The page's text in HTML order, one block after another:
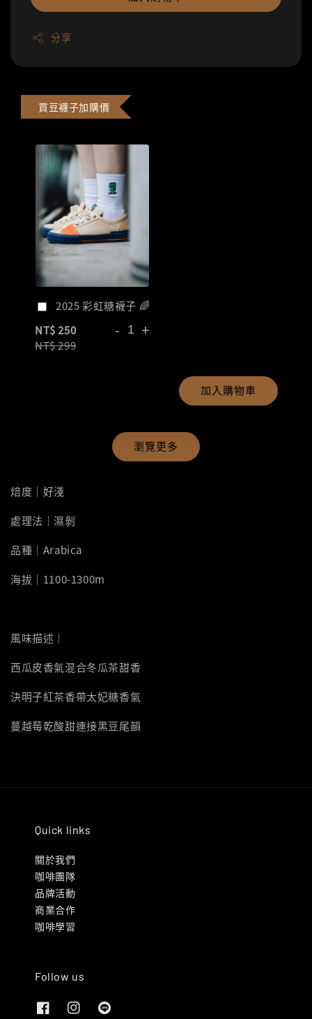
分享
買豆襪子加購價
2025 彩虹糖襪子 🌈
NT$ 250
NT$ 299
- +
加入購物車
瀏覽更多
焙度｜好淺
處理法｜濕剝
品種｜Arabica
海拔｜1100-1300m
風味描述｜
西瓜皮香氣混合冬瓜茶甜香
決明子紅茶香帶太妃糖香氣
蔓越莓乾酸甜連接黑豆尾韻
Quick links
關於我們
咖啡團隊
品牌活動
商業合作
咖啡學習
Follow us